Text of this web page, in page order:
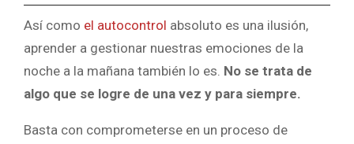
Así como el autocontrol absoluto es una ilusión,
aprender a gestionar nuestras emociones de la
noche a la mañana también lo es. No se trata de
algo que se logre de una vez y para siempre.
Basta con comprometerse en un proceso de